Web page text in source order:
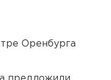
Оренбурга